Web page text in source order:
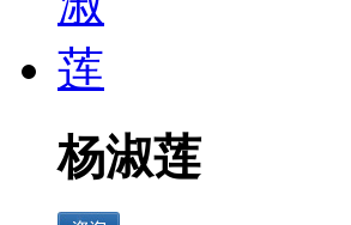
杨淑莲